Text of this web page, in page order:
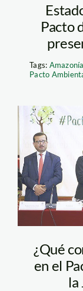
Pacto
Tags: Amazonía
Pacto
¿Qué
en el
la